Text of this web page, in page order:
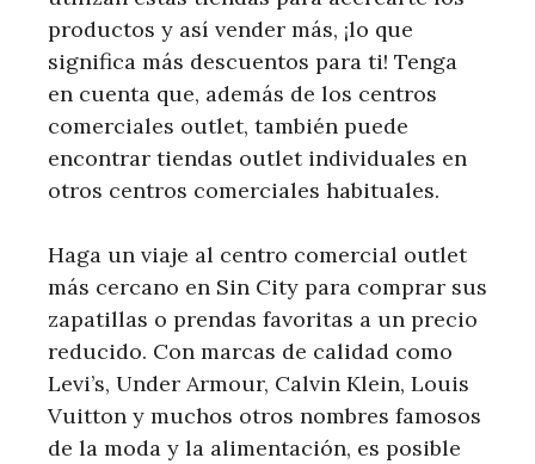
productos y así vender más, ¡lo que
significa más descuentos para ti! Tenga
en cuenta que, además de los centros
comerciales outlet, también puede
encontrar tiendas outlet individuales en
otros centros comerciales habituales.
Haga un viaje al centro comercial outlet
más cercano en Sin City para comprar sus
zapatillas o prendas favoritas a un precio
reducido. Con marcas de calidad como
Levi’s, Under Armour, Calvin Klein, Louis
Vuitton y muchos otros nombres famosos
de la moda y la alimentación, es posible